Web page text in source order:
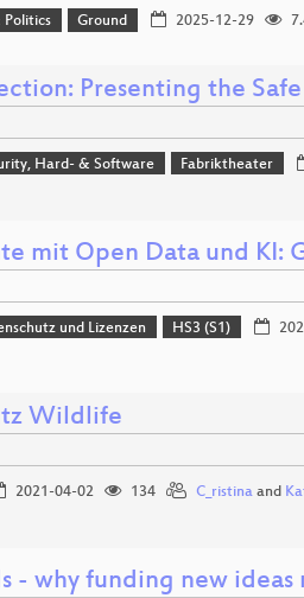
Politics Ground 2025-12-29
Presenting the
Hard- & Software Fabriktheater
mit Open Data und KI:
und Lizenzen HS3 (S1)
Wildlife
2021-04-02 134 C_ristinaand
- why funding new ideas